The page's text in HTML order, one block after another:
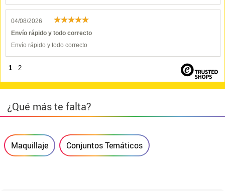
04/08/2026
Envío rápido y todo correcto
Envío rápido y todo correcto
1 2
¿Qué más te falta?
Maquillaje Conjuntos Temáticos